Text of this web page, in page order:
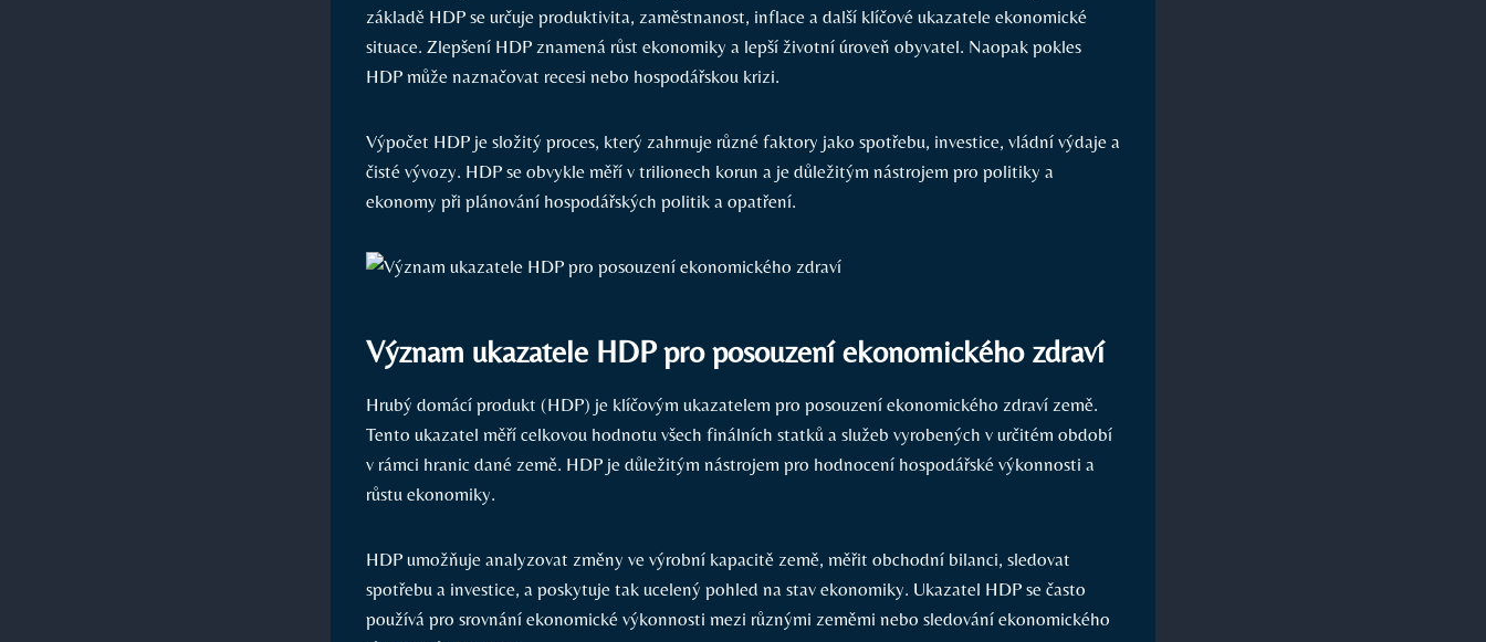
základě HDP se určuje produktivita, zaměstnanost, inflace a další klíčové ukazatele ekonomické
situace. Zlepšení HDP znamená růst ekonomiky a lepší životní úroveň obyvatel. Naopak pokles
HDP může naznačovat recesi nebo hospodářskou krizi.
Výpočet HDP je složitý proces, který zahrnuje různé faktory jako spotřebu, investice, vládní výdaje a
čisté vývozy. HDP se obvykle měří v trilionech korun a je důležitým nástrojem pro politiky a
ekonomy při plánování hospodářských politik a opatření.
Význam ukazatele HDP pro posouzení ekonomického zdraví
Hrubý domácí produkt (HDP) je klíčovým ukazatelem pro posouzení ekonomického zdraví země.
Tento ukazatel měří celkovou hodnotu všech finálních statků a služeb vyrobených v určitém období
v rámci hranic dané země. HDP je důležitým nástrojem pro hodnocení hospodářské výkonnosti a
růstu ekonomiky.
HDP umožňuje analyzovat změny ve výrobní kapacitě země, měřit obchodní bilanci, sledovat
spotřebu a investice, a poskytuje tak ucelený pohled na stav ekonomiky. Ukazatel HDP se často
používá pro srovnání ekonomické výkonnosti mezi různými zeměmi nebo sledování ekonomického